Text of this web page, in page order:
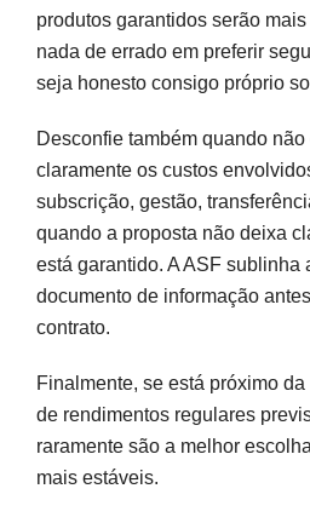
produtos garantidos serão
nada de errado em preferir
seja honesto consigo próprio
Desconfie também quando
claramente os custos
subscrição, gestão,
quando a proposta não deixa
está garantido. A ASF sublinha
documento de informação
contrato.
Finalmente, se está próximo
de rendimentos regulares
raramente são a melhor
mais estáveis.